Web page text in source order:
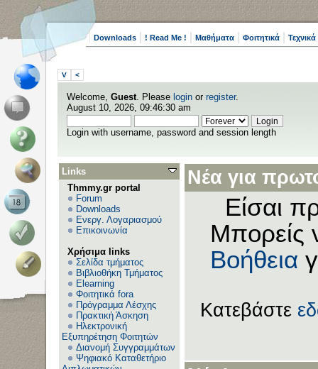
Downloads ! Read Me ! Μαθήματα Φοιτητικά
V <
Welcome, Guest. Please login or register.
August 10, 2026, 09:46:30 am
Login with username, password and session length
Links
Thmmy.gr portal
Forum
Downloads
Ενεργ. Λογαριασμού
Επικοινωνία
Χρήσιμα links
Σελίδα τμήματος
Βιβλιοθήκη Τμήματος
Elearning
Φοιτητικά fora
Πρόγραμμα Λέσχης
Πρακτική Άσκηση
Ηλεκτρονική
Εξυπηρέτηση Φοιτητών
Διανομή Συγγραμμάτων
Ψηφιακό Καταθετήριο
Νέα για
Είσαι
Μπορείς
Βοήθεια
Κατεβάστε